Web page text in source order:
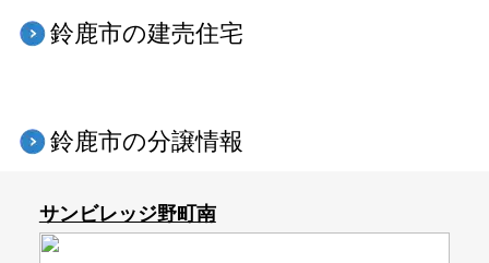
鈴鹿市の建売住宅
鈴鹿市の分譲情報
サンビレッジ野町南